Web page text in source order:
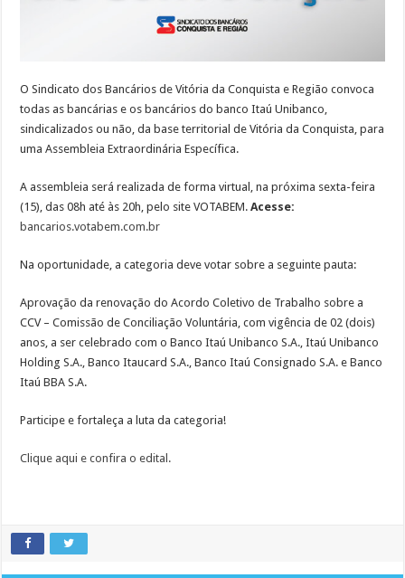
OSindicato dos Bancários de Vitória da Conquista e Região convoca
todas as bancárias e os bancários do bancoItaú Unibanco,
sindicalizados ou não, da base territorial de Vitória da Conquista, para
uma Assembleia Extraordinária Específica.
A assembleia será realizada de forma virtual, na próxima sexta-feira
(15), das 08h até às 20h, pelo site VOTABEM.Acesse:
bancarios.votabem.com.br
Na oportunidade, a categoria deve votar sobre a seguinte pauta:
Aprovação da renovação do Acordo Coletivo de Trabalho sobre a
CCV – Comissão de Conciliação Voluntária, com vigência de 02 (dois)
anos, a ser celebrado com o Banco Itaú Unibanco S.A., Itaú Unibanco
Holding S.A., Banco Itaucard S.A., Banco Itaú Consignado S.A. e Banco
Itaú BBA S.A.
Participe e fortaleça a luta da categoria!
Clique aqui e confira o edital.